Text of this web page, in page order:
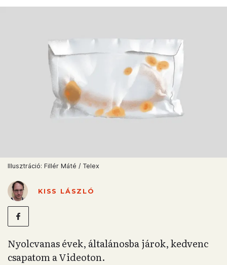
Illusztráció: Fillér Máté / Telex
KISS LÁSZLÓ
Nyolcvanas évek, általánosba járok, kedvenc
csapatom a Videoton.